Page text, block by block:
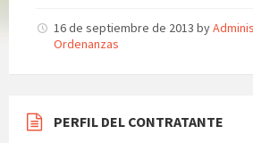
16 de septiembre de 2013 by
Ordenanzas
PERFIL DEL CONTRATANTE